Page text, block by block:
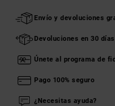
Envío y devoluciones
Devoluciones en 30 días
Únete al programa de
Pago 100% seguro
¿Necesitas ayuda?